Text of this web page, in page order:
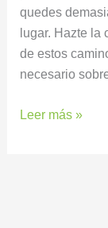
quedes
lugar. Hazte la
de estos
necesario
Leer más »